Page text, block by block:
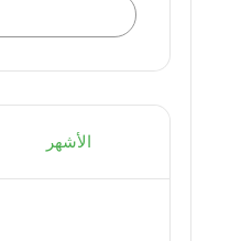
الأشهر